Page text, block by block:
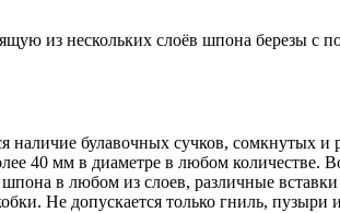
из нескольких слоёв шпона березы с
наличие булавочных сучков, сомкнутых и
40 мм в диаметре в любом количестве.
в любом из слоев, различные
Не допускается только гниль, пузыри